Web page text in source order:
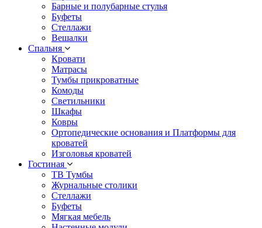
Барные и полубарные стулья
Буфеты
Стеллажи
Вешалки
Cпальня
Кровати
Матрасы
Тумбы прикроватные
Комоды
Светильники
Шкафы
Ковры
Ортопедические основания и Платформы для
кроватей
Изголовья кроватей
Гостиная
ТВ Тумбы
Журнальные столики
Стеллажи
Буфеты
Мягкая мебель